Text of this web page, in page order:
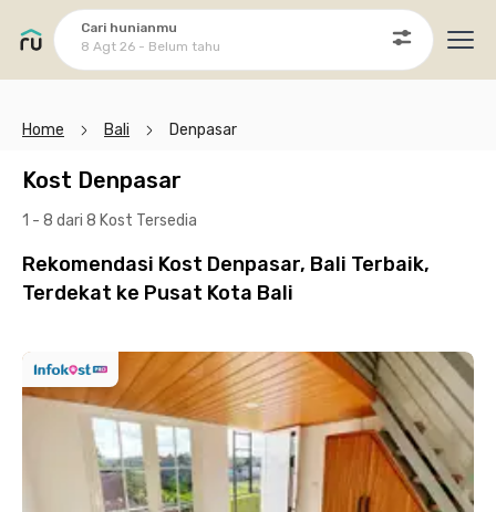
Cari hunianmu
8 Agt 26 - Belum tahu
Home Bali Denpasar
Kost Denpasar
1 - 8 dari 8 Kost Tersedia
Rekomendasi Kost Denpasar, Bali Terbaik,
Terdekat ke Pusat Kota Bali